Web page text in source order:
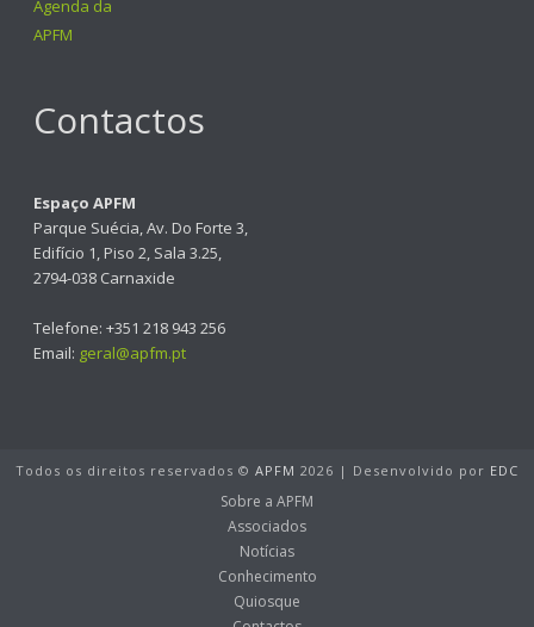
Contactos
Espaço APFM
Parque Suécia, Av. Do Forte 3,
Edifício 1, Piso 2, Sala 3.25,
2794-038 Carnaxide
Telefone: +351 218 943 256
Email: geral@apfm.pt
Todos os direitos reservados © APFM 2026 | Desenvolvido por EDC
Sobre a APFM
Associados
Notícias
Conhecimento
Quiosque